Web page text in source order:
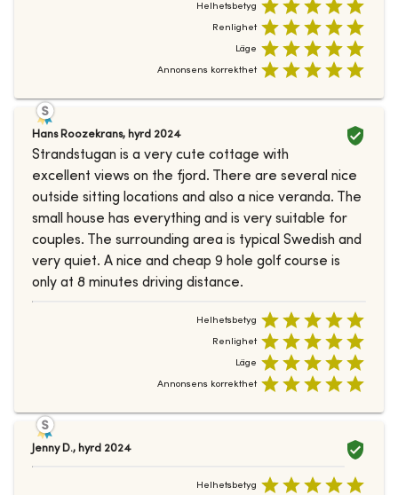
Helhetsbetyg
Renlighet
Läge
Annonsens korrekthet
Hans Roozekrans, hyrd 2024
Strandstugan is a very cute cottage with
excellent views on the fjord. There are several nice
outside sitting locations and also a nice veranda. The
small house has everything and is very suitable for
couples. The surrounding area is typical Swedish and
very quiet. A nice and cheap 9 hole golf course is
only at 8 minutes driving distance.
Helhetsbetyg
Renlighet
Läge
Annonsens korrekthet
Jenny D., hyrd 2024
Helhetsbetyg